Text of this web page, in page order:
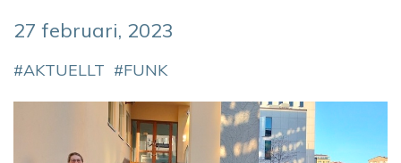
27 februari, 2023
AKTUELLT FUNK